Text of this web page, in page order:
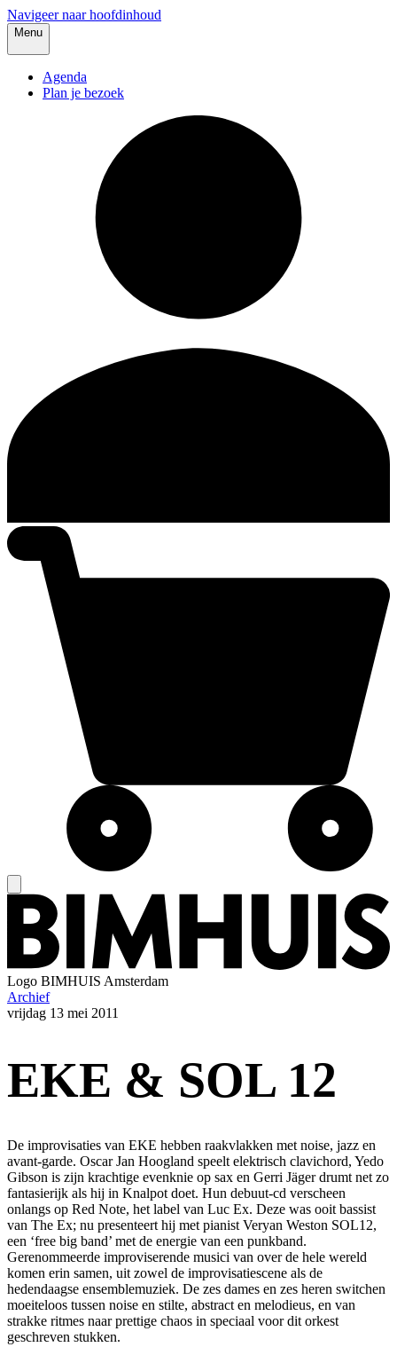
Navigeer naar hoofdinhoud
Menu
Agenda
Plan je bezoek
Logo BIMHUIS Amsterdam
Archief
vrijdag 13 mei 2011
EKE & SOL 12
De improvisaties van EKE hebben raakvlakken met noise, jazz en
avant-garde. Oscar Jan Hoogland speelt elektrisch clavichord, Yedo
Gibson is zijn krachtige evenknie op sax en Gerri Jäger drumt net zo
fantasierijk als hij in Knalpot doet. Hun debuut-cd verscheen
onlangs op Red Note, het label van Luc Ex. Deze was ooit bassist
van The Ex; nu presenteert hij met pianist Veryan Weston SOL12,
een ‘free big band’ met de energie van een punkband.
Gerenommeerde improviserende musici van over de hele wereld
komen erin samen, uit zowel de improvisatiescene als de
hedendaagse ensemblemuziek. De zes dames en zes heren switchen
moeiteloos tussen noise en stilte, abstract en melodieus, en van
strakke ritmes naar prettige chaos in speciaal voor dit orkest
geschreven stukken.